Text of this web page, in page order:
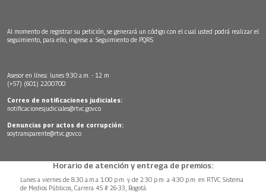
Al momento de registrar su petición, se generará un código con el cual usted podrá realizar el
seguimiento, para ello, ingrese a: Seguimiento de PQRS
Asesor en línea: lunes 9:30 a.m. - 12 m
(+57) (601) 2200700
Correo de notificaciones judiciales:
notificacionesjudiciales@rtvc.gov.co
Denuncias por actos de corrupción:
soytransparente@rtvc.gov.co
Horario de atención y entrega de premios:
Lunes a viernes de 8:30 a.m.a 1:00 p.m. y de 2:30 p.m. a 4:30 p.m. en RTVC Sistema
de Medios Públicos, Carrera 45 # 26-33, Bogotá.